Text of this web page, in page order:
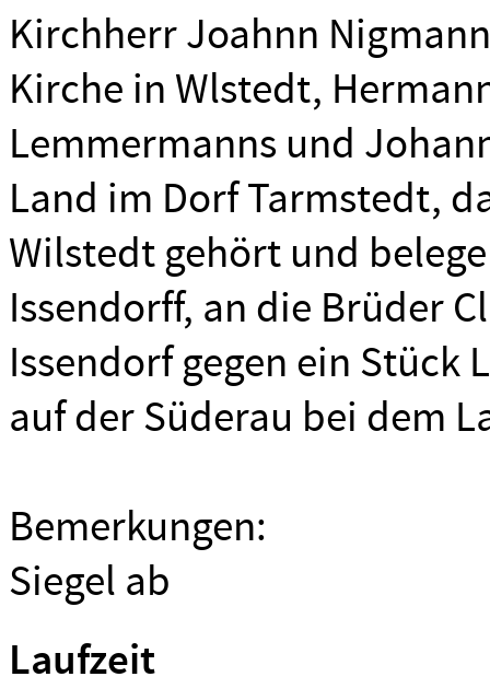
Kirchherr Joahnn
Kirche in Wlstedt,
Lemmermanns und
Land im Dorf Tarmstedt,
Wilstedt gehört und
Issendorff, an die Brüder
Issendorf gegen ein Stück
auf der Süderau bei dem
Bemerkungen:
Siegel ab
Laufzeit